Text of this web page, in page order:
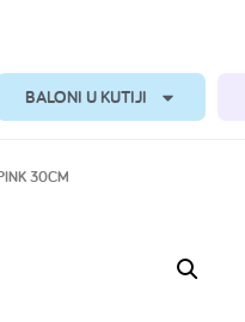
BALONI U KUTIJI
30CM